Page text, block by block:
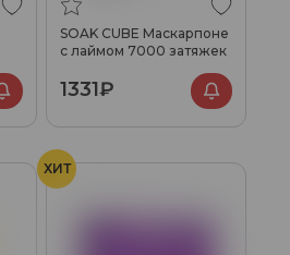
SOAK CUBE Маскарпоне
с лаймом 7000 затяжек
1331₽
ХИТ